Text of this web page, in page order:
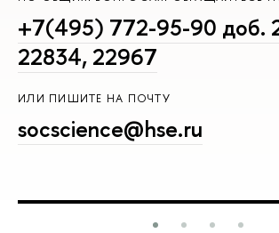
+7(495) 772-95-90 доб.
22834, 22967
ИЛИ ПИШИТЕ НА ПОЧТУ
socscience@hse.ru